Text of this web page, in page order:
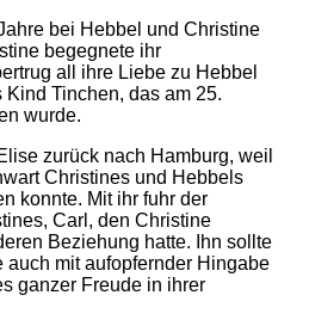
bei Hebbel und Christine
begegnete ihr
all ihre Liebe zu Hebbel
Tinchen, das am 25.
wurde.
zurück nach Hamburg, weil
Christines und Hebbels
konnte. Mit ihr fuhr der
Carl, den Christine
Beziehung hatte. Ihn sollte
auch mit aufopfernder Hingabe
ganzer Freude in ihrer